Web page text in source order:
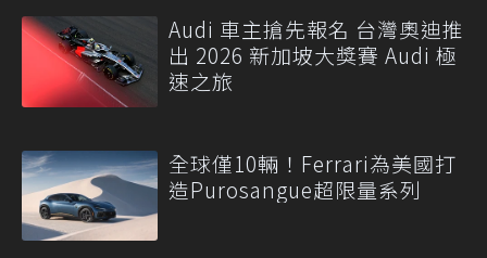
Audi 車主搶先報名 台灣奧迪推
出 2026 新加坡大獎賽 Audi 極
速之旅
全球僅10輛！Ferrari為美國打
造Purosangue超限量系列